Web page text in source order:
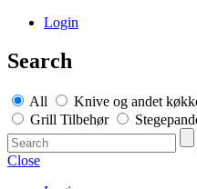
Login
Search
All Knive og andet
Grill Tilbehør
Close